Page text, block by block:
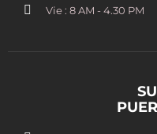
Vie : 8 AM - 4.30 PM